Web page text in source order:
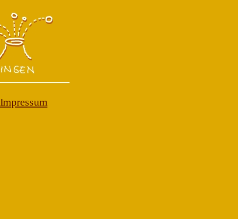
Impressum